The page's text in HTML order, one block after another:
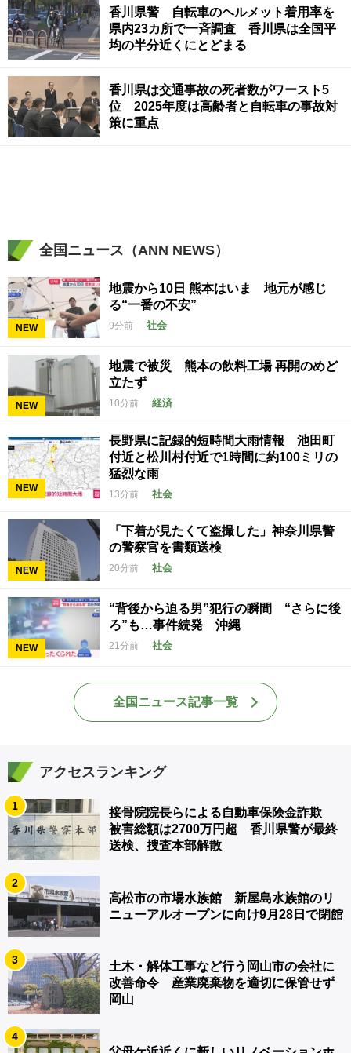
香川県警 自転車のヘルメット着用率を
県内23カ所で一斉調査 香川県は全国平
均の半分近くにとどまる
香川県は交通事故の死者数がワースト5
位 2025年度は高齢者と自転車の事故対
策に重点
全国ニュース（ANN NEWS）
NEW
地震から10日 熊本はいま 地元が感じ
る“一番の不安”
9分前 社会
NEW
地震で被災 熊本の飲料工場 再開のめど
立たず
10分前 経済
NEW
長野県に記録的短時間大雨情報 池田町
付近と松川村付近で1時間に約100ミリの
猛烈な雨
13分前 社会
NEW
「下着が見たくて盗撮した」神奈川県警
の警察官を書類送検
20分前 社会
NEW
“背後から迫る男”犯行の瞬間 “さらに後
ろ”も…事件続発 沖縄
21分前 社会
全国ニュース記事一覧
アクセスランキング
1
接骨院院長らによる自動車保険金詐欺
被害総額は2700万円超 香川県警が最終
送検、捜査本部解散
2
高松市の市場水族館 新屋島水族館のリ
ニューアルオープンに向け9月28日で閉館
3
土木・解体工事など行う岡山市の会社に
改善命令 産業廃棄物を適切に保管せず
岡山
4